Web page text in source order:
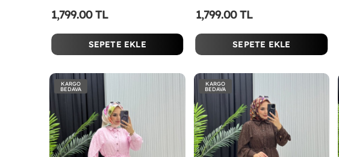
1,799.00 TL
SEPETE EKLE
1,799.00 TL
SEPETE EKLE
KARGO
BEDAVA
KARGO
BEDAVA